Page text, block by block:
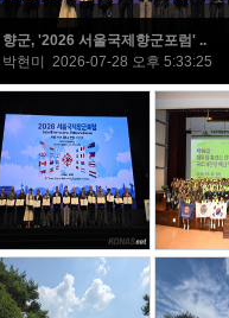
향군, '2026 서울국제향군포럼' ..
박현미 2026-07-28 오후 5:33:25